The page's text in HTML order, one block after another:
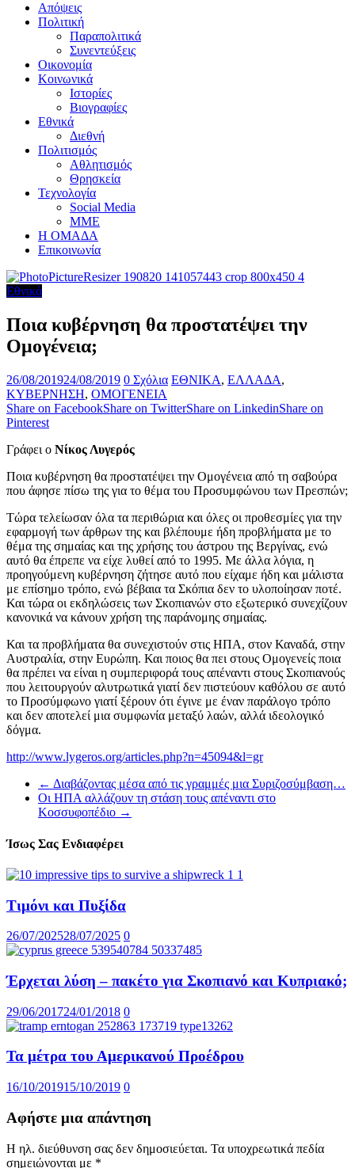
Απόψεις
Πολιτική
Παραπολιτικά
Συνεντεύξεις
Οικονομία
Κοινωνικά
Ιστορίες
Βιογραφίες
Εθνικά
Διεθνή
Πολιτισμός
Αθλητισμός
Θρησκεία
Τεχνολογία
Social Media
ΜΜΕ
Η ΟΜΑΔΑ
Επικοινωνία
Εθνικά
Ποια κυβέρνηση θα προστατέψει την
Ομογένεια;
26/08/201924/08/2019 0 Σχόλια ΕΘΝΙΚΑ, ΕΛΛΑΔΑ,
ΚΥΒΕΡΝΗΣΗ, ΟΜΟΓΕΝΕΙΑ
Share on FacebookShare on TwitterShare on LinkedinShare on
Pinterest
Γράφει ο Νίκος Λυγερός
Ποια κυβέρνηση θα προστατέψει την Ομογένεια από τη σαβούρα
που άφησε πίσω της για το θέμα του Προσυμφώνου των Πρεσπών;
Τώρα τελείωσαν όλα τα περιθώρια και όλες οι προθεσμίες για την
εφαρμογή των άρθρων της και βλέπουμε ήδη προβλήματα με το
θέμα της σημαίας και της χρήσης του άστρου της Βεργίνας, ενώ
αυτό θα έπρεπε να είχε λυθεί από το 1995. Με άλλα λόγια, η
προηγούμενη κυβέρνηση ζήτησε αυτό που είχαμε ήδη και μάλιστα
με επίσημο τρόπο, ενώ βέβαια τα Σκόπια δεν το υλοποίησαν ποτέ.
Και τώρα οι εκδηλώσεις των Σκοπιανών στο εξωτερικό συνεχίζουν
κανονικά να κάνουν χρήση της παράνομης σημαίας.
Και τα προβλήματα θα συνεχιστούν στις ΗΠΑ, στον Καναδά, στην
Αυστραλία, στην Ευρώπη. Και ποιος θα πει στους Ομογενείς ποια
θα πρέπει να είναι η συμπεριφορά τους απέναντι στους Σκοπιανούς
που λειτουργούν αλυτρωτικά γιατί δεν πιστεύουν καθόλου σε αυτό
το Προσύμφωνο γιατί ξέρουν ότι έγινε με έναν παράλογο τρόπο
και δεν αποτελεί μια συμφωνία μεταξύ λαών, αλλά ιδεολογικό
δόγμα.
http://www.lygeros.org/articles.php?n=45094&l=gr
← Διαβάζοντας μέσα από τις γραμμές μια Συριζοσύμβαση…
Οι ΗΠΑ αλλάζουν τη στάση τους απέναντι στο
Κοσσυφοπέδιο →
Ίσως Σας Ενδιαφέρει
Τιμόνι και Πυξίδα
26/07/202528/07/2025 0
Έρχεται λύση – πακέτο για Σκοπιανό και Κυπριακό;
29/06/201724/01/2018 0
Τα μέτρα του Αμερικανού Προέδρου
16/10/201915/10/2019 0
Αφήστε μια απάντηση
Η ηλ. διεύθυνση σας δεν δημοσιεύεται. Τα υποχρεωτικά πεδία
σημειώνονται με *